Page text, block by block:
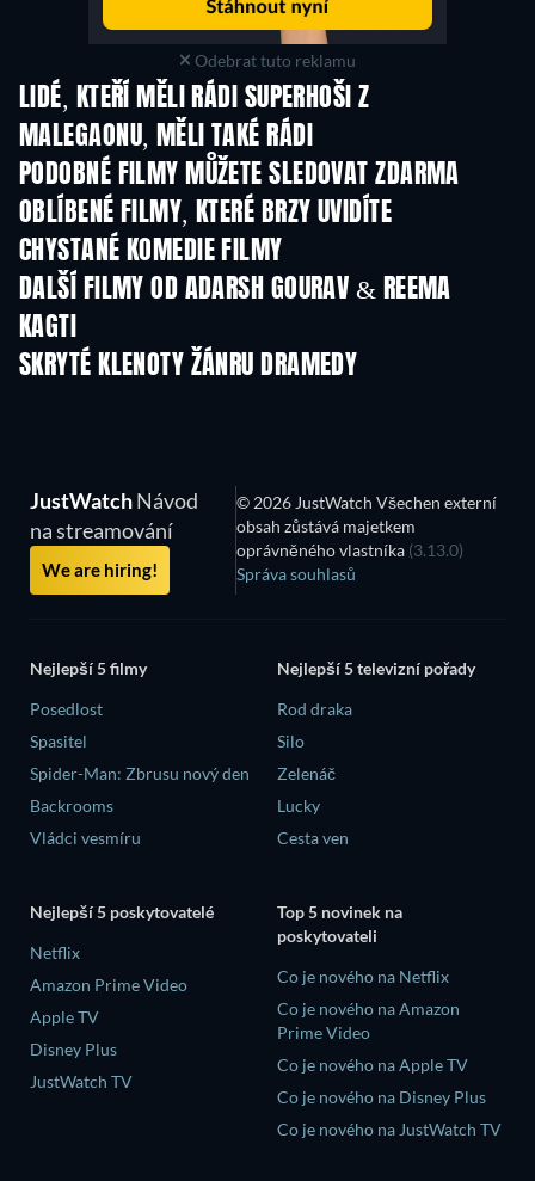
Odebrat tuto reklamu
LIDÉ, KTEŘÍ MĚLI RÁDI SUPERHOŠI Z
MALEGAONU, MĚLI TAKÉ RÁDI
PODOBNÉ FILMY MŮŽETE SLEDOVAT ZDARMA
OBLÍBENÉ FILMY, KTERÉ BRZY UVIDÍTE
CHYSTANÉ KOMEDIE FILMY
DALŠÍ FILMY OD ADARSH GOURAV & REEMA
KAGTI
SKRYTÉ KLENOTY ŽÁNRU DRAMEDYTV
JustWatchNávod
na streamování
We are hiring!
© 2026 JustWatch Všechen externí
obsah zůstává majetkem
oprávněného vlastníka (3.13.0)
Správa souhlasů
Nejlepší 5 filmy
Posedlost
Spasitel
Spider-Man: Zbrusu nový den
Backrooms
Vládci vesmíru
Nejlepší 5 televizní pořady
Rod draka
Silo
Zelenáč
Lucky
Cesta ven
Nejlepší 5 poskytovatelé
Netflix
Amazon Prime Video
Apple TV
Disney Plus
JustWatch TV
Top 5 novinek na
poskytovateli
Co je nového na Netflix
Co je nového na Amazon
Prime Video
Co je nového na Apple TV
Co je nového na Disney Plus
Co je nového na JustWatch TV